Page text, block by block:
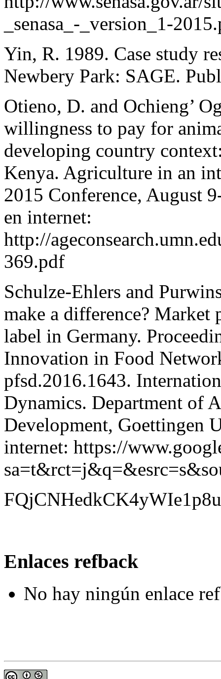
_senasa_-_version_1-
Yin, R. 1989. Case study
Newbery Park: SAGE.
Otieno, D. and Ochieng’
willingness to pay for
developing country
Kenya. Agriculture in an
2015 Conference, August
en internet:
http://
369.pdf
Schulze-Ehlers and
make a difference?
label in Germany.
Innovation in Food
pfsd.2016.1643.
Dynamics. Department of
Development, Goettingen
internet: https://
Enlaces refback
No hay ningún enlace